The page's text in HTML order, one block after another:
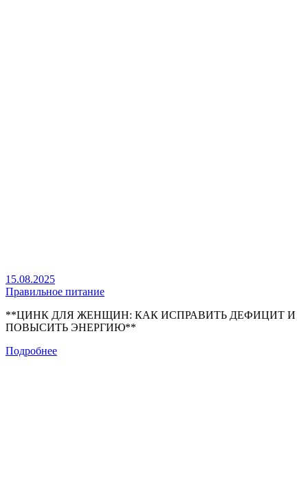
15.08.2025
Правильное питание
**ЦИНК ДЛЯ ЖЕНЩИН: КАК ИСПРАВИТЬ ДЕФИЦИТ И
ПОВЫСИТЬ ЭНЕРГИЮ**
Подробнее